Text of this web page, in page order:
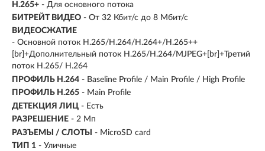
H.265+ - Для основного потока
БИТРЕЙТ ВИДЕО - От 32 Кбит/с до 8 Мбит/с
ВИДЕОСЖАТИЕ
- Основной поток H.265/H.264/H.264+/H.265++
[br]+Дополнительный поток H.265/H.264/MJPEG+[br]+Третий
поток H.265/ H.264
ПРОФИЛЬ H.264 - Baseline Profile / Main Profile / High Profile
ПРОФИЛЬ H.265 - Main Profile
ДЕТЕКЦИЯ ЛИЦ - Есть
РАЗРЕШЕНИЕ - 2 Мп
РАЗЪЕМЫ / СЛОТЫ
- MicroSD card
ТИП 1 - Уличные